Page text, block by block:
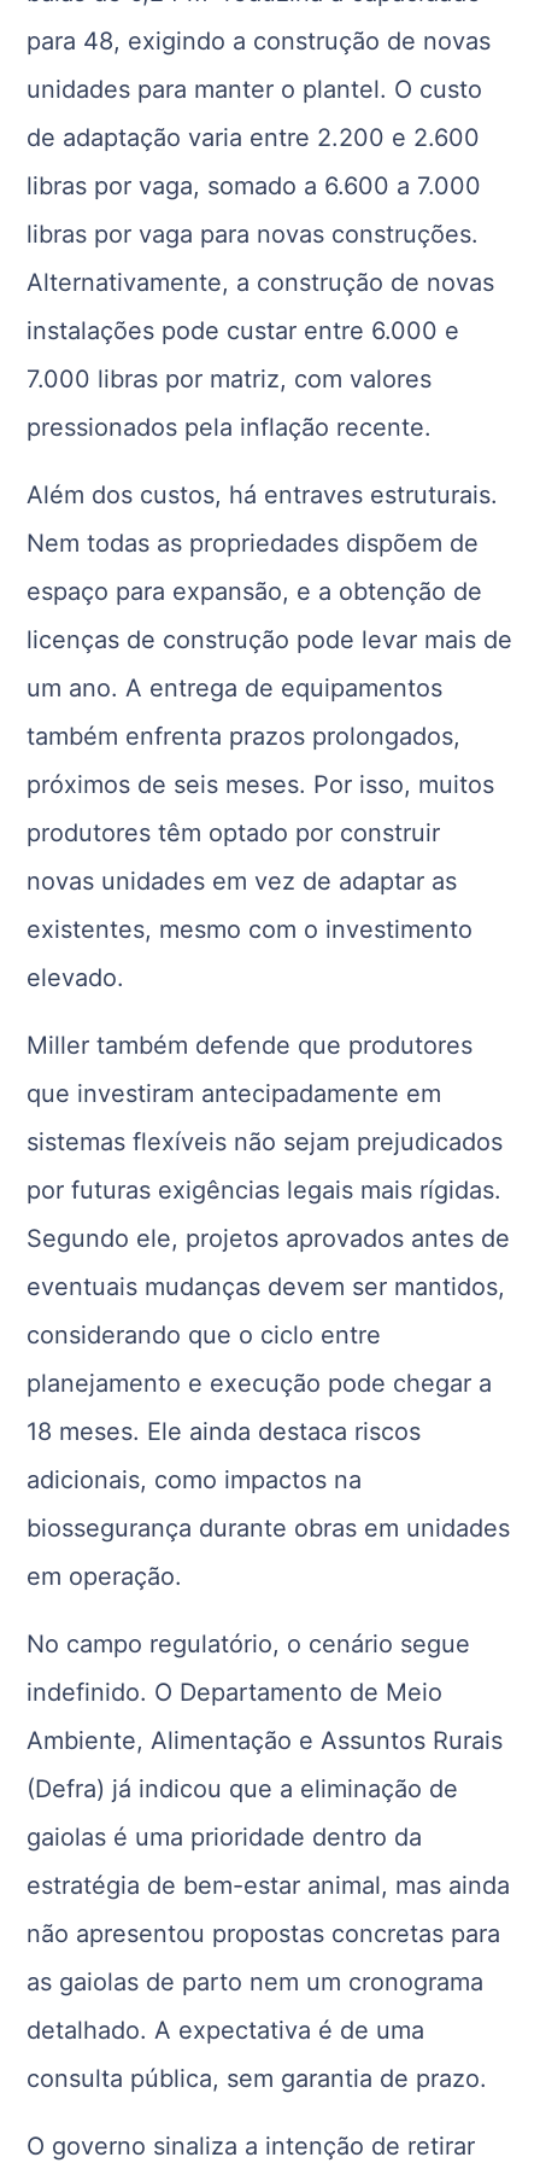
para 48, exigindo a construção de novas
unidades para manter o plantel. O custo
de adaptação varia entre 2.200 e 2.600
libras por vaga, somado a 6.600 a 7.000
libras por vaga para novas construções.
Alternativamente, a construção de novas
instalações pode custar entre 6.000 e
7.000 libras por matriz, com valores
pressionados pela inflação recente.
Além dos custos, há entraves estruturais.
Nem todas as propriedades dispõem de
espaço para expansão, e a obtenção de
licenças de construção pode levar mais de
um ano. A entrega de equipamentos
também enfrenta prazos prolongados,
próximos de seis meses. Por isso, muitos
produtores têm optado por construir
novas unidades em vez de adaptar as
existentes, mesmo com o investimento
elevado.
Miller também defende que produtores
que investiram antecipadamente em
sistemas flexíveis não sejam prejudicados
por futuras exigências legais mais rígidas.
Segundo ele, projetos aprovados antes de
eventuais mudanças devem ser mantidos,
considerando que o ciclo entre
planejamento e execução pode chegar a
18 meses. Ele ainda destaca riscos
adicionais, como impactos na
biossegurança durante obras em unidades
em operação.
No campo regulatório, o cenário segue
indefinido. O Departamento de Meio
Ambiente, Alimentação e Assuntos Rurais
(Defra) já indicou que a eliminação de
gaiolas é uma prioridade dentro da
estratégia de bem-estar animal, mas ainda
não apresentou propostas concretas para
as gaiolas de parto nem um cronograma
detalhado. A expectativa é de uma
consulta pública, sem garantia de prazo.
O governo sinaliza a intenção de retirar